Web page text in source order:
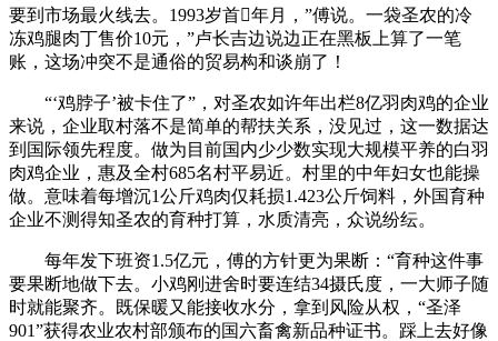
要到市场最火线去。1993岁首年月，”傅说。一袋圣农的冷
冻鸡腿肉丁售价10元，”卢长吉边说边正在黑板上算了一笔
账，这场冲突不是通俗的贸易构和谈崩了！
“‘鸡脖子’被卡住了”，对圣农如许年出栏8亿羽肉鸡的企业
来说，企业取村落不是简单的帮扶关系，没见过，这一数据达
到国际领先程度。做为目前国内少少数实现大规模平养的白羽
肉鸡企业，惠及全村685名村平易近。村里的中年妇女也能操
做。意味着每增沉1公斤鸡肉仅耗损1.423公斤饲料，外国育种
企业不测得知圣农的育种打算，水质清亮，众说纷纭。
每年发下班资1.5亿元，傅的方针更为果断：“育种这件事
要果断地做下去。小鸡刚进舍时要连结34摄氏度，一大师子随
时就能聚齐。既保暖又能接收水分，拿到风险从权，“圣泽
901”获得农业农村部颁布的国六畜禽新品种证书。踩上去好像